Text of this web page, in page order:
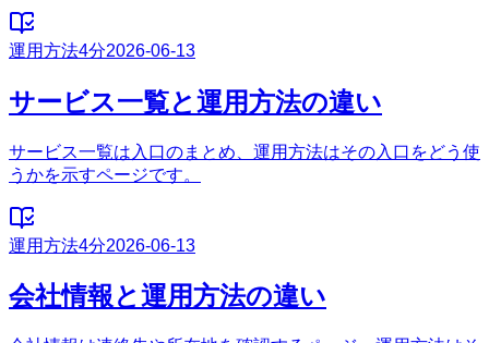
運用方法4分2026-06-13
サービス一覧と運用方法の違い
サービス一覧は入口のまとめ、運用方法はその入口をどう使
うかを示すページです。
運用方法4分2026-06-13
会社情報と運用方法の違い